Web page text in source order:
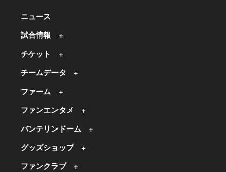
ニュース
試合情報
チケット
チームデータ
ファーム
ファンエンタメ
バンテリンドーム
グッズショップ
ファンクラブ